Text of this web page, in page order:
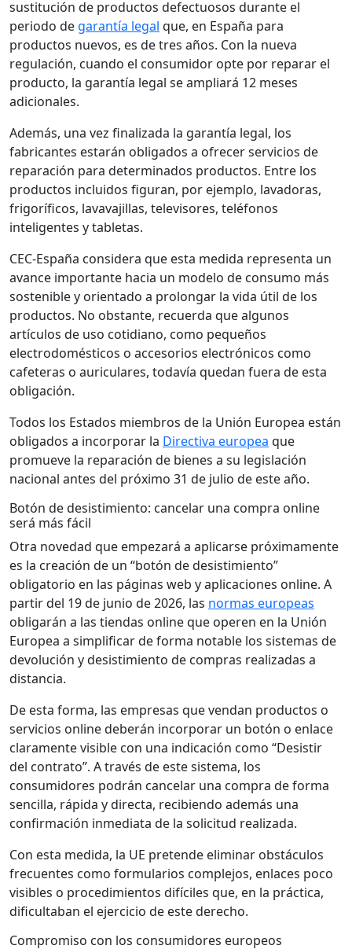
sustitución de productos defectuosos durante el
periodo de garantía legal que, en España para
productos nuevos, es de tres años. Con la nueva
regulación, cuando el consumidor opte por reparar el
producto, la garantía legal se ampliará 12 meses
adicionales.
Además, una vez finalizada la garantía legal, los
fabricantes estarán obligados a ofrecer servicios de
reparación para determinados productos. Entre los
productos incluidos figuran, por ejemplo, lavadoras,
frigoríficos, lavavajillas, televisores, teléfonos
inteligentes y tabletas.
CEC-España considera que esta medida representa un
avance importante hacia un modelo de consumo más
sostenible y orientado a prolongar la vida útil de los
productos. No obstante, recuerda que algunos
artículos de uso cotidiano, como pequeños
electrodomésticos o accesorios electrónicos como
cafeteras o auriculares, todavía quedan fuera de esta
obligación.
Todos los Estados miembros de la Unión Europea están
obligados a incorporar la Directiva europea que
promueve la reparación de bienes a su legislación
nacional antes del próximo 31 de julio de este año.
Botón de desistimiento: cancelar una compra online
será más fácil
Otra novedad que empezará a aplicarse próximamente
es la creación de un “botón de desistimiento”
obligatorio en las páginas web y aplicaciones online. A
partir del 19 de junio de 2026, las normas europeas
obligarán a las tiendas online que operen en la Unión
Europea a simplificar de forma notable los sistemas de
devolución y desistimiento de compras realizadas a
distancia.
De esta forma, las empresas que vendan productos o
servicios online deberán incorporar un botón o enlace
claramente visible con una indicación como “Desistir
del contrato”. A través de este sistema, los
consumidores podrán cancelar una compra de forma
sencilla, rápida y directa, recibiendo además una
confirmación inmediata de la solicitud realizada.
Con esta medida, la UE pretende eliminar obstáculos
frecuentes como formularios complejos, enlaces poco
visibles o procedimientos difíciles que, en la práctica,
dificultaban el ejercicio de este derecho.
Compromiso con los consumidores europeos